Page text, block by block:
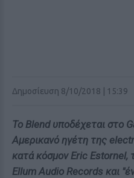
Δημοσίευση 8/10/2018 | 15:39
Το Blend υποδέχεται στο
Αμερικανό ηγέτη της
κατά κόσμον Eric Estornel,
Ellum Audio Records και